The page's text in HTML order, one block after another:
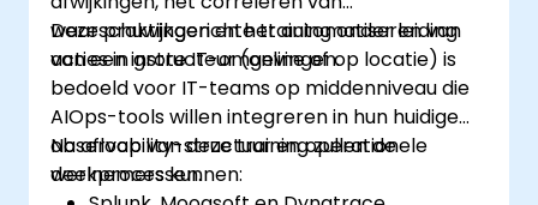
waarschuwingen en het automatiseren van
acties in grote IT-omgevingen.
Deze praktijkgerichte training onder leiding
van een instructeur (online of op locatie) is
bedoeld voor IT-teams op middenniveau die
AIOps-tools willen integreren in hun huidige
observability-structuur en operationele
werkprocessen.
Na afloop van deze training zullen de
deelnemers kunnen: